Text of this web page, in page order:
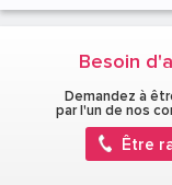
Besoin
Demandez à
par l'un de nos
Être